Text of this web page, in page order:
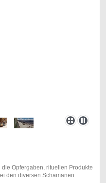
Opfergaben, rituellen Produkte
den diversen Schamanen